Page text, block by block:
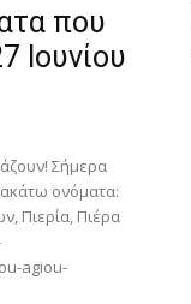
που
Ιουνίου
Σήμερα
ονόματα:
Πιερία, Πιέρα
agiou-